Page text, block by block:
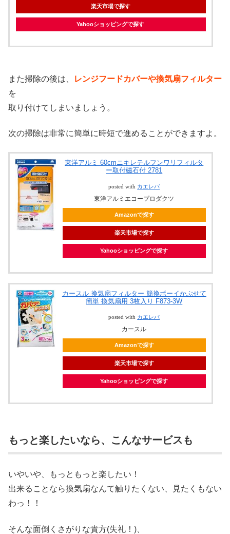
楽天市場で探す
Yahooショッピングで探す
また掃除の後は、
レンジフードカバーや換気扇フィルター
を
取り付けてしまいましょう。
次の掃除は非常に簡単に時短で進めることができますよ。
東洋アルミ 60cmニキレテルフンワリフィルタ
ー取付磁石付 2781
posted with カエレバ
東洋アルミエコープロダクツ
Amazonで探す
楽天市場で探す
Yahooショッピングで探す
カースル 換気扇フィルター 簡換ボーイかぶせて
簡単 換気扇用 3枚入り F873-3W
posted with カエレバ
カースル
Amazonで探す
楽天市場で探す
Yahooショッピングで探す
もっと楽したいなら、こんなサービスも
いやいや、もっともっと楽したい！
出来ることなら換気扇なんて触りたくない、見たくもない
わっ！！
そんな面倒くさがりな貴方(失礼！)、